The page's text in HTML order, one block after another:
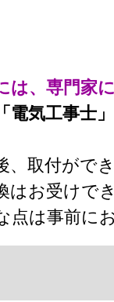
は、専門家
電気工事士
、取付がで
はお受けで
点は事前に